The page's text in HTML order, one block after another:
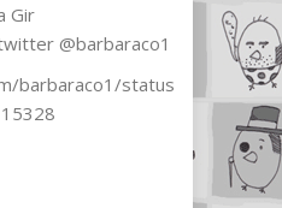
Gir
@barbaraco1
barbaraco1/status